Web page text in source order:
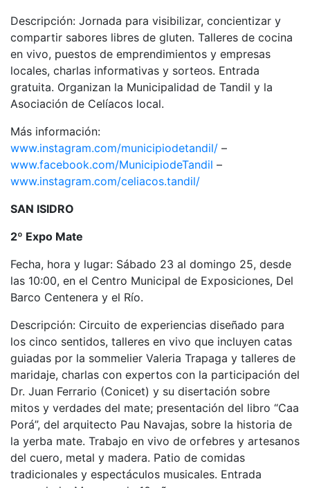
Descripción: Jornada para visibilizar, concientizar y
compartir sabores libres de gluten. Talleres de cocina
en vivo, puestos de emprendimientos y empresas
locales, charlas informativas y sorteos. Entrada
gratuita. Organizan la Municipalidad de Tandil y la
Asociación de Celíacos local.
Más información:
www.instagram.com/municipiodetandil/ –
www.facebook.com/MunicipiodeTandil –
www.instagram.com/celiacos.tandil/
SAN ISIDRO
2º Expo Mate
Fecha, hora y lugar: Sábado 23 al domingo 25, desde
las 10:00, en el Centro Municipal de Exposiciones, Del
Barco Centenera y el Río.
Descripción: Circuito de experiencias diseñado para
los cinco sentidos, talleres en vivo que incluyen catas
guiadas por la sommelier Valeria Trapaga y talleres de
maridaje, charlas con expertos con la participación del
Dr. Juan Ferrario (Conicet) y su disertación sobre
mitos y verdades del mate; presentación del libro “Caa
Porá”, del arquitecto Pau Navajas, sobre la historia de
la yerba mate. Trabajo en vivo de orfebres y artesanos
del cuero, metal y madera. Patio de comidas
tradicionales y espectáculos musicales. Entrada